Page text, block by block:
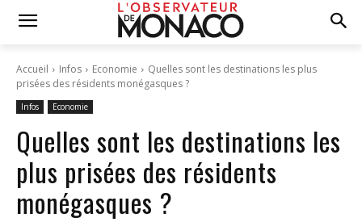
Accueil Infos Economie
Quelles sont les destinations les plus
prisées des résidents monégasques ?
Infos Economie
Quelles sont les destinations les
plus prisées des résidents
monégasques ?